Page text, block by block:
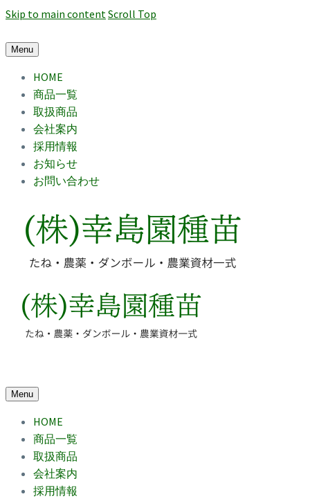
Skip to main contentScroll Top
Menu
HOME
商品一覧
取扱商品
会社案内
採用情報
お知らせ
お問い合わせ
Menu
HOME
商品一覧
取扱商品
会社案内
採用情報